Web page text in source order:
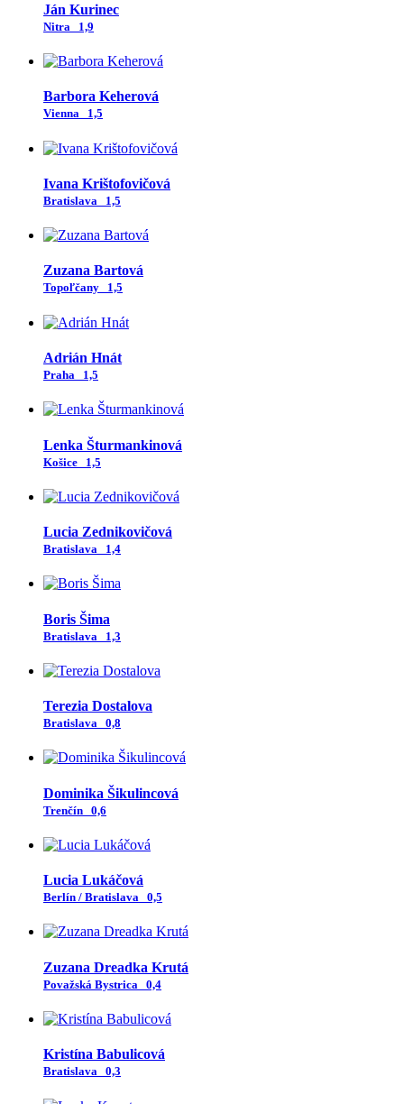
Ján Kurinec
Nitra 1,9
Barbora Keherová
Vienna 1,5
Ivana Krištofovičová
Bratislava 1,5
Zuzana Bartová
Topoľčany 1,5
Adrián Hnát
Praha 1,5
Lenka Šturmankinová
Košice 1,5
Lucia Zednikovičová
Bratislava 1,4
Boris Šima
Bratislava 1,3
Terezia Dostalova
Bratislava 0,8
Dominika Šikulincová
Trenčín 0,6
Lucia Lukáčová
Berlín / Bratislava 0,5
Zuzana Dreadka Krutá
Považská Bystrica 0,4
Kristína Babulicová
Bratislava 0,3